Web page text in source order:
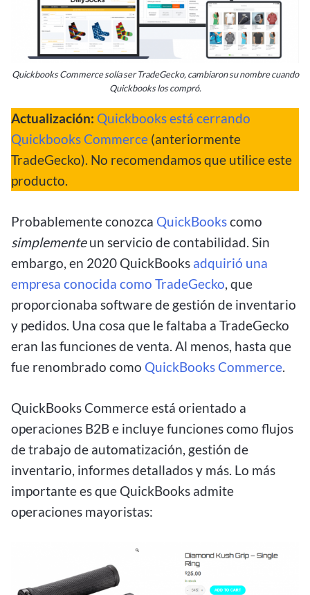
Quickbooks Commerce solía ser TradeGecko, cambiaron su nombre cuando
Quickbooks los compró.
Actualización: Quickbooks está cerrando
Quickbooks Commerce (anteriormente
TradeGecko). No recomendamos que utilice este
producto.
Probablemente conozca QuickBookscomo
simplementeun servicio de contabilidad. Sin
embargo, en 2020 QuickBooks adquirió una
empresa conocida como TradeGecko, que
proporcionaba software de gestión de inventario
y pedidos. Una cosa que le faltaba a TradeGecko
eran las funciones de venta. Al menos, hasta que
fue renombrado como QuickBooks Commerce.
QuickBooks Commerce está orientado a
operaciones B2B e incluye funciones como flujos
de trabajo de automatización, gestión de
inventario, informes detallados y más. Lo más
importante es que QuickBooks admite
operaciones mayoristas: